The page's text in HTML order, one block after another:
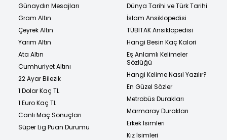
Günaydın Mesajları
Gram Altın
Çeyrek Altın
Yarım Altın
Ata Altın
Cumhuriyet Altını
22 Ayar Bilezik
1 Dolar Kaç TL
1 Euro Kaç TL
Canlı Maç Sonuçları
Süper Lig Puan Durumu
Dünya Tarihi ve Türk Tarihi
İslam Ansiklopedisi
TÜBİTAK Ansiklopedisi
Hangi Besin Kaç Kalori
Eş Anlamlı Kelimeler
Sözlüğü
Hangi Kelime Nasıl Yazılır?
En Güzel Sözler
Metrobüs Durakları
Marmaray Durakları
Erkek İsimleri
Kız İsimleri